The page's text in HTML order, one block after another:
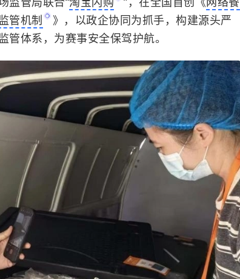
管机制
》，以政企协同为抓手，构建源头严
体系，为赛事安全保驾护航。